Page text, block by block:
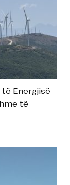
Energjisë
të